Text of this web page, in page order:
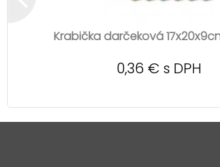
Krabička darčeková
0,36 € s DPH